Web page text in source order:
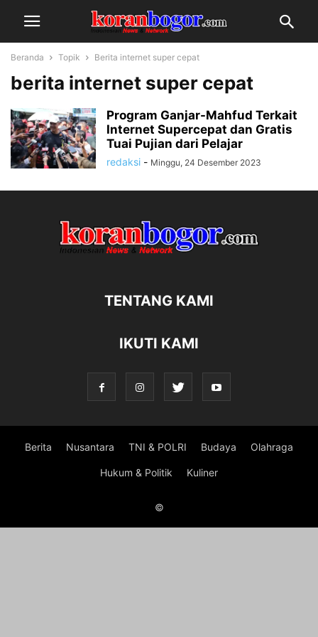
Beranda Topik Berita internet super cepat
berita internet super cepat
Program Ganjar-Mahfud Terkait
Internet Supercepat dan Gratis
Tuai Pujian dari Pelajar
redaksi - Minggu, 24 Desember 2023
TENTANG KAMI
IKUTI KAMI
Berita Nusantara TNI & POLRI Budaya Olahraga
Hukum & Politik Kuliner
©